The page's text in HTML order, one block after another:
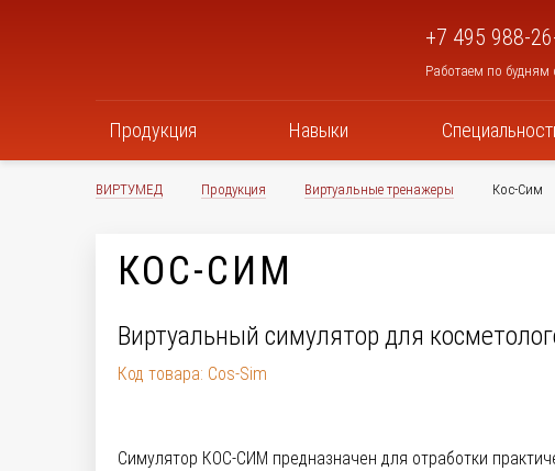
+7 495 988-
Работаем по будням
Продукция Навыки
ВИРТУМЕД Продукция Виртуальные тренажеры Кос-Сим
КОС-СИМ
Виртуальный симулятор для
Код товара: Cos-Sim
Симулятор КОС-СИМ предназначен для отработки